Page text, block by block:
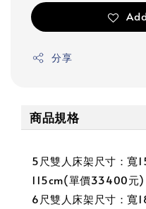
分享
商品規格
5尺雙人床架尺寸：寬
115cm(單價33400元)
6尺雙人床架尺寸：寬